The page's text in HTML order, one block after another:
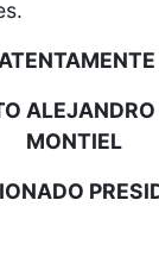
ATENTAMENTE
MONTIEL